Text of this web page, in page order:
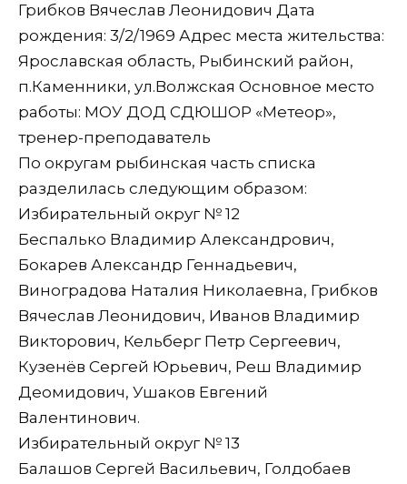
Грибков Вячеслав Леонидович Дата
рождения: 3/2/1969 Адрес места жительства:
Ярославская область, Рыбинский район,
п.Каменники, ул.Волжская Основное место
работы: МОУ ДОД СДЮШОР «Метеор»,
тренер-преподаватель
По округам рыбинская часть списка
разделилась следующим образом:
Избирательный округ № 12
Беспалько Владимир Александрович,
Бокарев Александр Геннадьевич,
Виноградова Наталия Николаевна, Грибков
Вячеслав Леонидович, Иванов Владимир
Викторович, Кельберг Петр Сергеевич,
Кузенёв Сергей Юрьевич, Реш Владимир
Деомидович, Ушаков Евгений
Валентинович.
Избирательный округ № 13
Балашов Сергей Васильевич, Голдобаев